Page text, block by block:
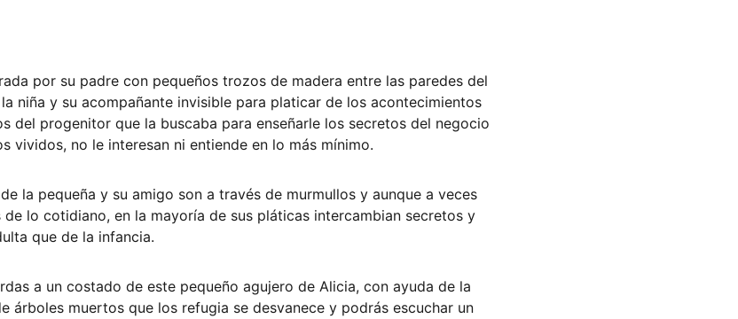
por su padre con pequeños trozos de madera entre las paredes del
niña y su acompañante invisible para platicar de los acontecimientos
del progenitor que la buscaba para enseñarle los secretos del negocio
vividos, no le interesan ni entiende en lo más mínimo.
la pequeña y su amigo son a través de murmullos y aunque a veces
de lo cotidiano, en la mayoría de sus pláticas intercambian secretos y
que de la infancia.
a un costado de este pequeño agujero de Alicia, con ayuda de la
árboles muertos que los refugia se desvanece y podrás escuchar un